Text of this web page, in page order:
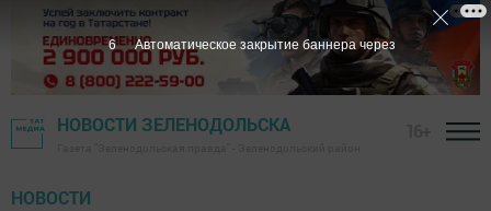
НОВОСТИ ЗЕЛЕНОДОЛЬСКА
НОВОСТИ
5 Автоматическое закрытие баннера через